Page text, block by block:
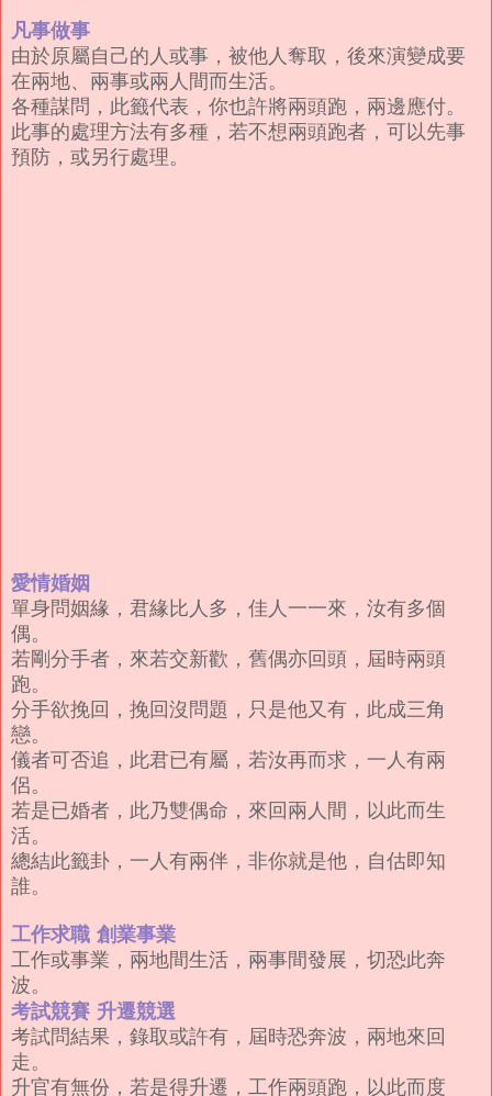
凡事做事
由於原屬自己的人或事，被他人奪取，後來演變成要
在兩地、兩事或兩人間而生活。
各種謀問，此籤代表，你也許將兩頭跑，兩邊應付。
此事的處理方法有多種，若不想兩頭跑者，可以先事
預防，或另行處理。
愛情婚姻
單身問姻緣，君緣比人多，佳人一一來，汝有多個
偶。
若剛分手者，來若交新歡，舊偶亦回頭，屆時兩頭
跑。
分手欲挽回，挽回沒問題，只是他又有，此成三角
戀。
儀者可否追，此君已有屬，若汝再而求，一人有兩
侶。
若是已婚者，此乃雙偶命，來回兩人間，以此而生
活。
總結此籤卦，一人有兩伴，非你就是他，自估即知
誰。
工作求職 創業事業
工作或事業，兩地間生活，兩事間發展，切恐此奔
波。
考試競賽 升遷競選
考試問結果，錄取或許有，屆時恐奔波，兩地來回
走。
升官有無份，若是得升遷，工作兩頭跑，以此而度